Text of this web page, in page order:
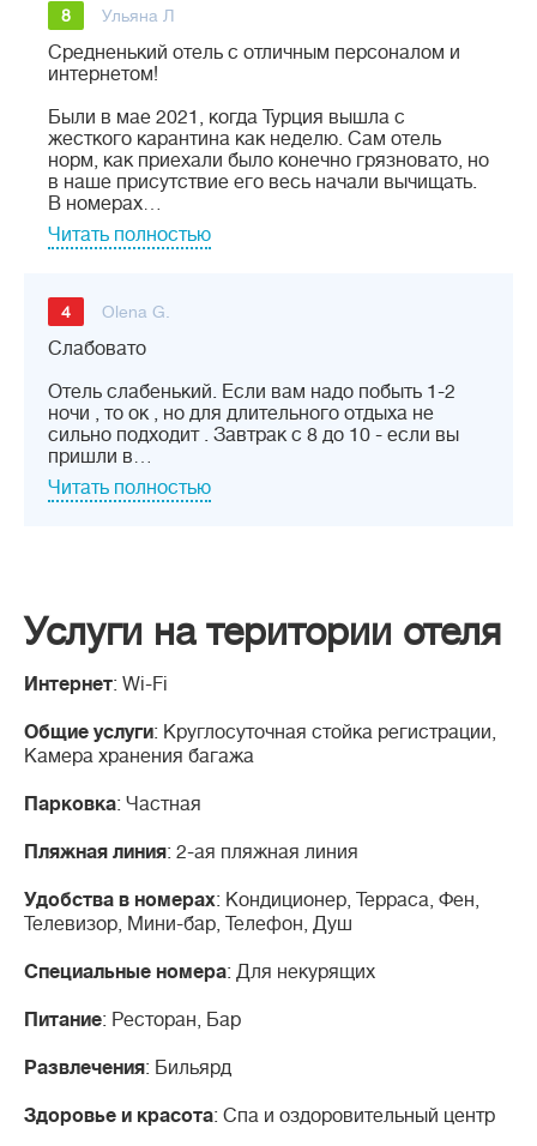
8 Ульяна Л
Средненький отель с отличным персоналом и
интернетом!
Были в мае 2021, когда Турция вышла с
жесткого карантина как неделю. Сам отель
норм, как приехали было конечно грязновато, но
в наше присутствие его весь начали вычищать.
В номерах…
Читать полностью
4 Olena G.
Слабовато
Отель слабенький. Если вам надо побыть 1-2
ночи , то ок , но для длительного отдыха не
сильно подходит . Завтрак с 8 до 10 - если вы
пришли в…
Читать полностью
Услуги на територии отеля
Интернет: Wi-Fi
Общие услуги: Круглосуточная стойка регистрации,
Камера хранения багажа
Парковка: Частная
Пляжная линия: 2-ая пляжная линия
Удобства в номерах: Кондиционер, Терраса, Фен,
Телевизор, Мини-бар, Телефон, Душ
Специальные номера: Для некурящих
Питание: Ресторан, Бар
Развлечения: Бильярд
Здоровье и красота: Спа и оздоровительный центр